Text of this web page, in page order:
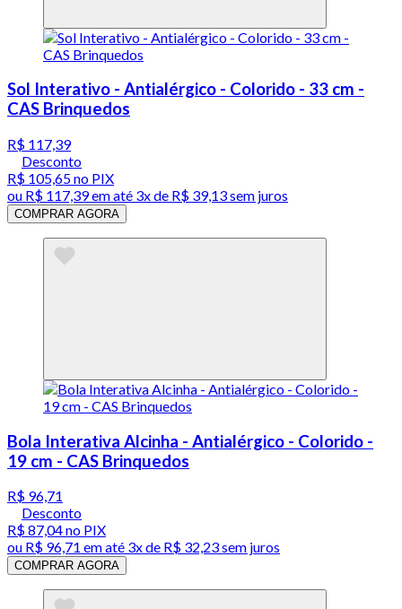
Sol Interativo - Antialérgico - Colorido - 33 cm -
CAS Brinquedos
R$ 117,39
Desconto
R$ 105,65no PIX
ou R$ 117,39em até 3x de R$ 39,13 sem juros
COMPRAR AGORA
Bola Interativa Alcinha - Antialérgico - Colorido -
19 cm - CAS Brinquedos
R$ 96,71
Desconto
R$ 87,04no PIX
ou R$ 96,71 em até 3x de R$ 32,23 sem juros
COMPRAR AGORA